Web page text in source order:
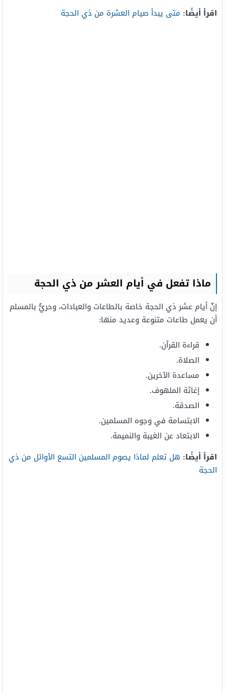
اقرأ أيضًا: متى يبدأ صيام العشرة من ذي الحجة
ماذا تفعل في أيام العشر من ذي الحجة
إنّ أيام عشر ذي الحجة خاصة بالطاعات والعبادات، وحريٌّ بالمسلم
أن يعمل طاعات متنوعة وعديد منها:
قراءة القرآن.
الصلاة.
مساعدة الآخرين.
إغاثة الملهوف.
الصدقة.
الابتسامة في وجوه المسلمين.
الابتعاد عن الغيبة والنميمة.
اقرأ أيضًا: هل تعلم لماذا يصوم المسلمين التسع الأوائل من ذي
الحجة